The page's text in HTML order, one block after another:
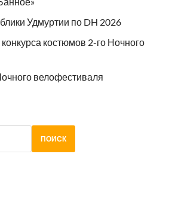
Удмуртии по DH 2026
костюмов 2-го Ночного
велофестиваля
ПОИСК